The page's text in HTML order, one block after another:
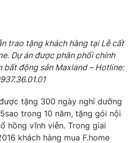
VTV Thể thao
Bất động sản
Tấm lòng Việt
Vươn mình bằng AI
trao tặng khách hàng tại Lễ cất
Dự án được phân phối chính
bất động sản Maxland – Hotline:
tặng 300 ngày nghỉ dưỡng
trong 10 năm, tặng gói nội
hồng vĩnh viễn. Trong giai
khách hàng mua F.home